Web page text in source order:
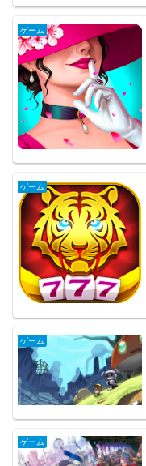
ゲーム
ゲーム
ゲーム
ゲーム